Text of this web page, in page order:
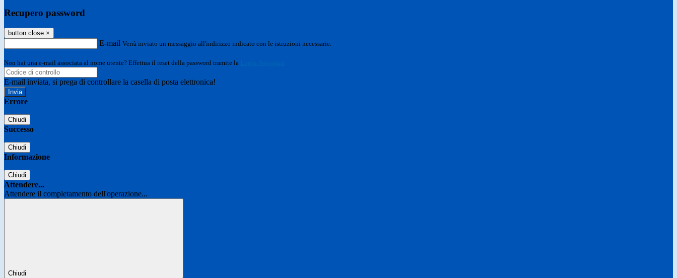
Recupero password
button close ×
E-mail Verrà inviato un messaggio all'indirizzo indicato con le istruzioni necessarie.
Non hai una e-mail associata al nome utente? Effettua il reset della password tramite la
E-mail inviata, si prega di controllare la casella di posta elettronica!
Errore
Chiudi
Successo
Chiudi
Informazione
Chiudi
Attendere...
Attendere il completamento dell'operazione...
Chiudi